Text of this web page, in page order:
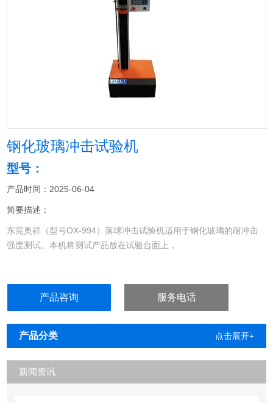
钢化玻璃冲击试验机
型号：
产品时间：2025-06-04
简要描述：
东莞奥祥（型号OX-994）落球冲击试验机适用于钢化玻璃的耐冲击
强度测试。本机将测试产品放在试验台面上，
产品咨询 服务电话
产品分类 点击展开+
新闻资讯